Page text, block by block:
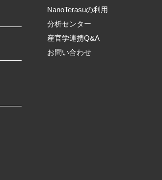
NanoTerasuの利用
分析センター
産官学連携Q&A
お問い合わせ